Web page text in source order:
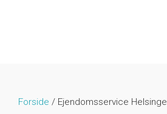
Forside / Ejendomsservice Helsinge